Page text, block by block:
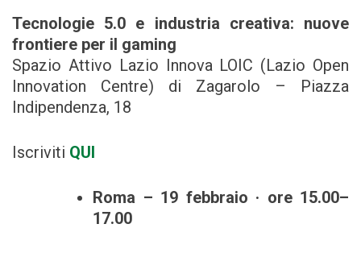
Tecnologie 5.0 e industria creativa: nuove
frontiere per il gaming
Spazio Attivo Lazio Innova LOIC (Lazio Open
Innovation Centre) di Zagarolo – Piazza
Indipendenza, 18
Iscriviti QUI
Roma – 19 febbraio · ore 15.00–
17.00